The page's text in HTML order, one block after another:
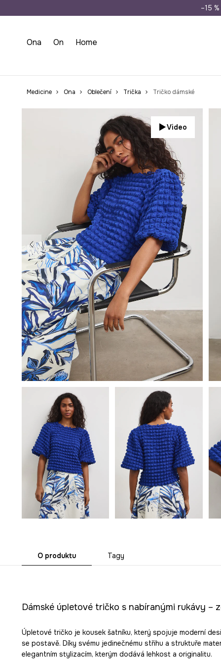
Doprava zdarma
–15
Ona On Home
Medicine Ona Oblečení Trička Tričko dámské
Video
O produktu Tagy
Dámské úpletové tričko s nabíranými rukávy –
Úpletové tričko je kousek šatníku, který spojuje moderní
se postavě. Díky svému jedinečnému střihu a struktuře
elegantním stylizacím, kterým dodává lehkost a originalitu.